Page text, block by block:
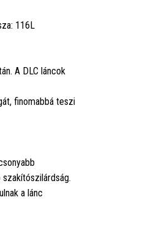
116L
A DLC láncok
finomabbá teszi
a lánc